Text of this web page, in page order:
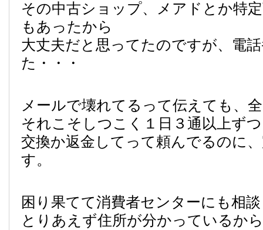
その中古ショップ、メアドとか特
もあったから
大丈夫だと思ってたのですが、電
た・・・
メールで壊れてるって伝えても、
それこそしつこく１日３通以上ず
交換か返金してって頼んでるのに
す。
困り果てて消費者センターにも相
とりあえず住所が分かっているか